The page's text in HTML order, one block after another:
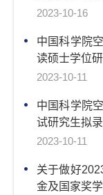
2023-10-16
中国科学院
读硕士学位
2023-10-11
中国科学院
试研究生拟
2023-10-11
关于做好
金及国家奖